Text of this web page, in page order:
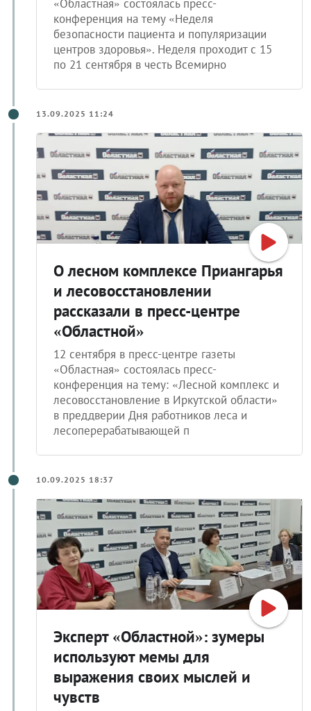
«Областная» состоялась пресс-
конференция на тему «Неделя
безопасности пациента и популяризации
центров здоровья». Неделя проходит с 15
по 21 сентября в честь Всемирно
13.09.2025 11:24
О лесном комплексе Приангарья
и лесовосстановлении
рассказали в пресс-центре
«Областной»
12 сентября в пресс-центре газеты
«Областная» состоялась пресс-
конференция на тему: «Лесной комплекс и
лесовосстановление в Иркутской области»
в преддверии Дня работников леса и
лесоперерабатывающей п
10.09.2025 18:37
Эксперт «Областной»: зумеры
используют мемы для
выражения своих мыслей и
чувств